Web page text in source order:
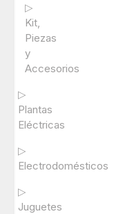
▷
Kit,
Piezas
y
Accesorios
▷
Plantas
Eléctricas
▷
Electrodomésticos
▷
Juguetes